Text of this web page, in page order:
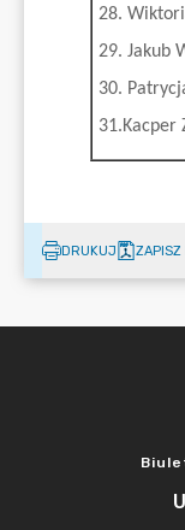
DRUKUJ ZAPISZ